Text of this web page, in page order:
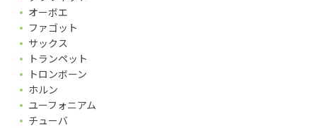
オーボエ
ファゴット
サックス
トランペット
トロンボーン
ホルン
ユーフォニアム
チューバ